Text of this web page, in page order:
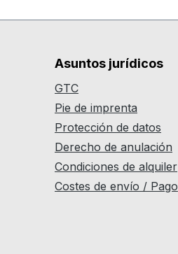
Asuntos jurídicos
GTC
Pie de imprenta
Protección de datos
Derecho de anulación
Condiciones de alquiler
Costes de envío / Pago